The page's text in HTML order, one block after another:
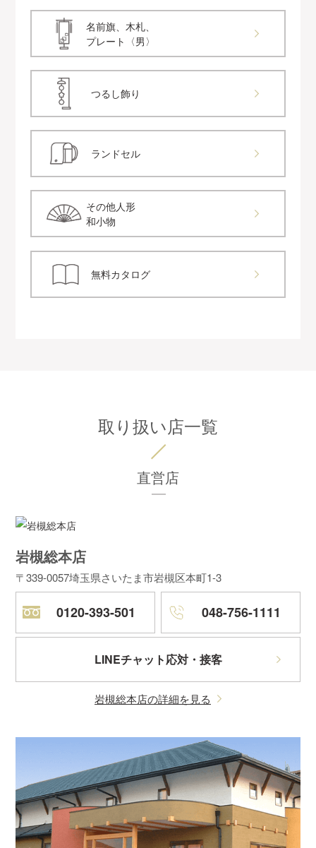
名前旗、木札、
プレート〈男〉
つるし飾り
ランドセル
その他人形
和小物
無料カタログ
取り扱い店一覧
直営店
岩槻総本店
〒339-0057埼玉県さいたま市岩槻区本町1-3
0120-393-501 048-756-1111
LINEチャット応対・接客
岩槻総本店の詳細を見る